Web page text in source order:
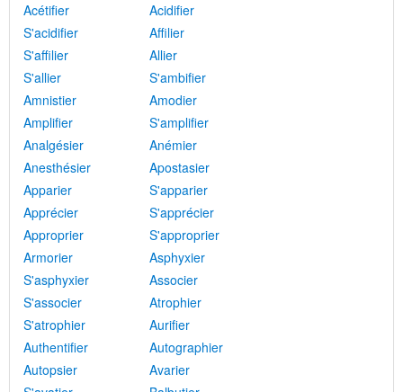
Acétifier
Acidifier
S'acidifier
Affilier
S'affilier
Allier
S'allier
S'ambifier
Amnistier
Amodier
Amplifier
S'amplifier
Analgésier
Anémier
Anesthésier
Apostasier
Apparier
S'apparier
Apprécier
S'apprécier
Approprier
S'approprier
Armorier
Asphyxier
S'asphyxier
Associer
S'associer
Atrophier
S'atrophier
Aurifier
Authentifier
Autographier
Autopsier
Avarier